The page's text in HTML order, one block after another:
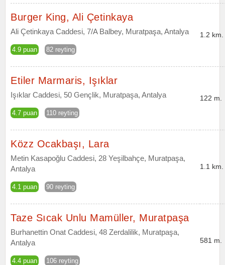
Burger King, Ali Çetinkaya
Ali Çetinkaya Caddesi, 7/A Balbey, Muratpaşa, Antalya
4.9 puan 82 reyting
1.2 km.
Etiler Marmaris, Işıklar
Işıklar Caddesi, 50 Gençlik, Muratpaşa, Antalya
4.7 puan 110 reyting
122 m.
Közz Ocakbaşı, Lara
Metin Kasapoğlu Caddesi, 28 Yeşilbahçe, Muratpaşa,
Antalya
4.1 puan 90 reyting
1.1 km.
Taze Sıcak Unlu Mamüller, Muratpaşa
Burhanettin Onat Caddesi, 48 Zerdalilik, Muratpaşa,
Antalya
4.4 puan 106 reyting
581 m.